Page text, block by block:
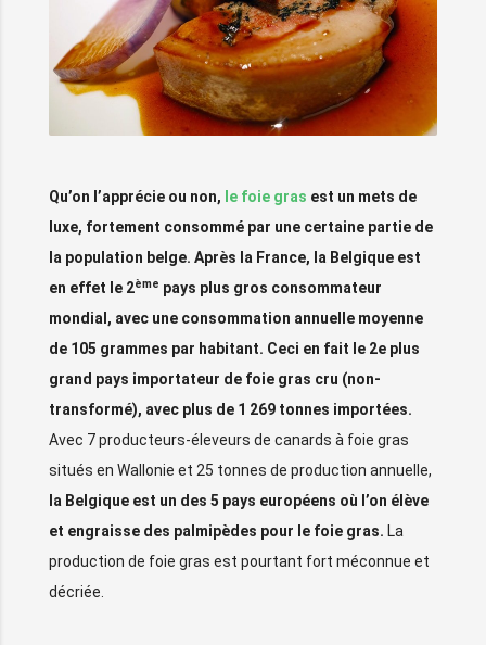
Qu’on l’apprécie ou non, le foie gras est un mets de
luxe, fortement consommé par une certaine partie de
la population belge. Après la France, la Belgique est
en effet le 2ème pays plus gros consommateur
mondial, avec une consommation annuelle moyenne
de 105 grammes par habitant. Ceci en fait le 2e plus
grand pays importateur de foie gras cru (non-
transformé), avec plus de 1 269 tonnes importées.
Avec 7 producteurs-éleveurs de canards à foie gras
situés en Wallonie et 25 tonnes de production annuelle,
la Belgique est un des 5 pays européens où l’on élève
et engraisse des palmipèdes pour le foie gras. La
production de foie gras est pourtant fort méconnue et
décriée.